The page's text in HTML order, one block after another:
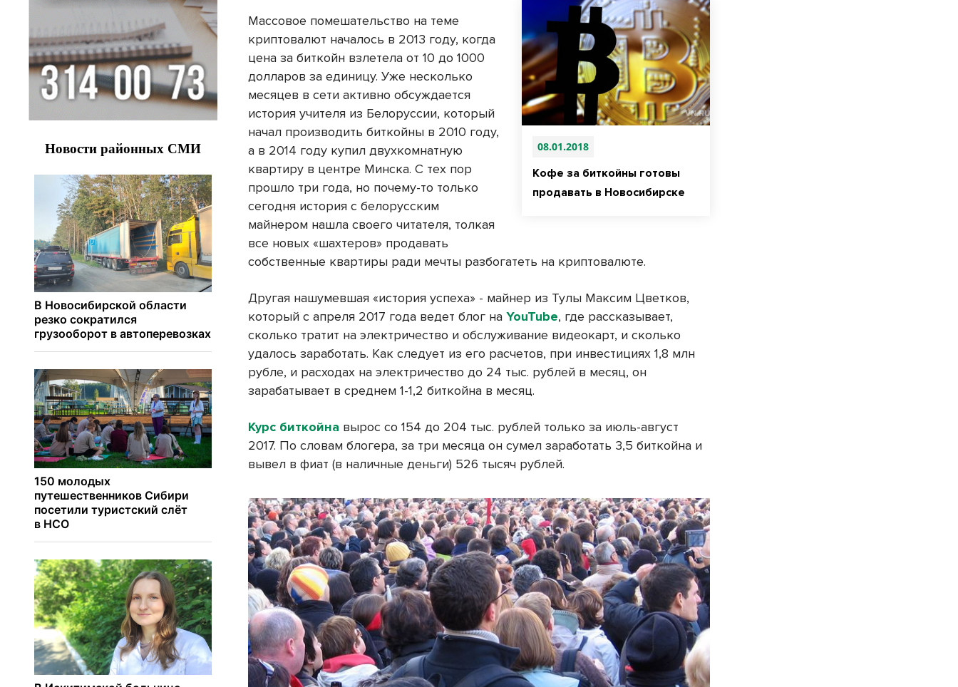
08.01.2018
Кофе за биткойны готовы
продавать в Новосибирске
Массовое помешательство на теме
криптовалют началось в 2013 году, когда
цена за биткойн взлетела от 10 до 1000
долларов за единицу. Уже несколько
месяцев в сети активно обсуждается
история учителя из Белоруссии, который
начал производить биткойны в 2010 году,
а в 2014 году купил двухкомнатную
квартиру в центре Минска. С тех пор
прошло три года, но почему-то только
сегодня история с белорусским
майнером нашла своего читателя, толкая
все новых «шахтеров» продавать
собственные квартиры ради мечты разбогатеть на криптовалюте.
Другая нашумевшая «история успеха» - майнер из Тулы Максим Цветков,
который с апреля 2017 года ведет блог наYouTube, где рассказывает,
сколько тратит на электричество и обслуживание видеокарт, и сколько
удалось заработать. Как следует из его расчетов, при инвестициях 1,8 млн
рубле, и расходах на электричество до 24 тыс. рублей в месяц, он
зарабатывает в среднем 1-1,2 биткойна в месяц.
Курс биткойна вырос со 154 до 204 тыс. рублей только за июль-август
2017. По словам блогера, за три месяца он сумел заработать 3,5 биткойна и
вывел в фиат (в наличные деньги) 526 тысяч рублей.